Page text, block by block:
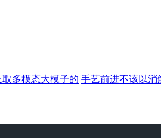
取多模态大模子的 手艺前进不该以消